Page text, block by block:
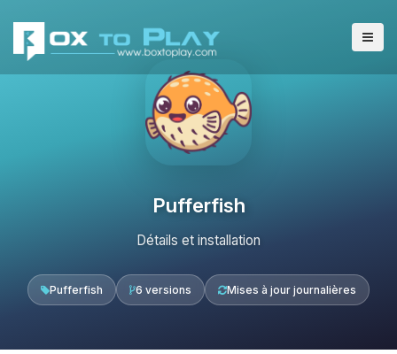
Pufferfish
Détails et installation
Pufferfish 6 versions Mises à jour journalières